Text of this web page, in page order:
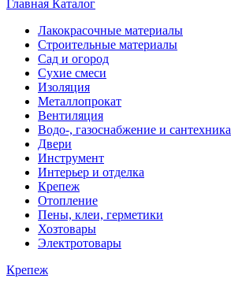
Главная Каталог
Лакокрасочные материалы
Строительные материалы
Сад и огород
Сухие смеси
Изоляция
Металлопрокат
Вентиляция
Водо-, газоснабжение и сантехника
Двери
Инструмент
Интерьер и отделка
Крепеж
Отопление
Пены, клеи, герметики
Хозтовары
Электротовары
Крепеж